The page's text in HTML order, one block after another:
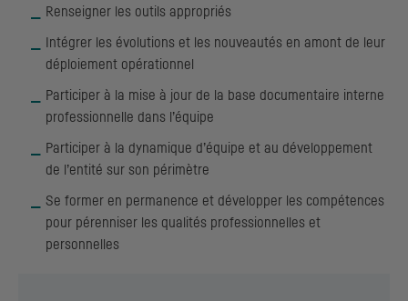
Renseigner les outils appropriés
Intégrer les évolutions et les nouveautés en amont de leur
déploiement opérationnel
Participer à la mise à jour de la base documentaire interne
professionnelle dans l’équipe
Participer à la dynamique d’équipe et au développement
de l’entité sur son périmètre
Se former en permanence et développer les compétences
pour pérenniser les qualités professionnelles et
personnelles